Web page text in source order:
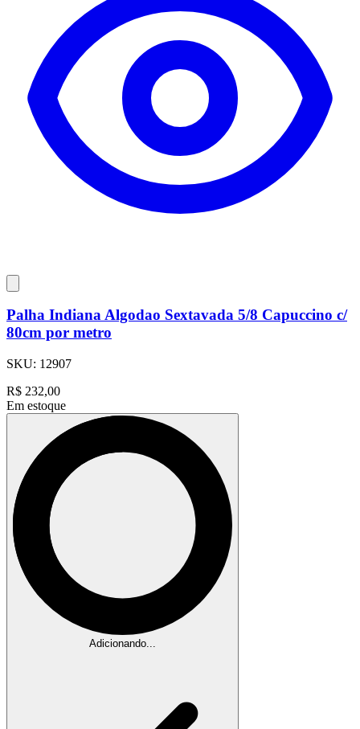
Palha Indiana Algodao Sextavada 5/8 Capuccino c/
80cm por metro
SKU: 12907
R$ 232,00
Em estoque
Adicionando...